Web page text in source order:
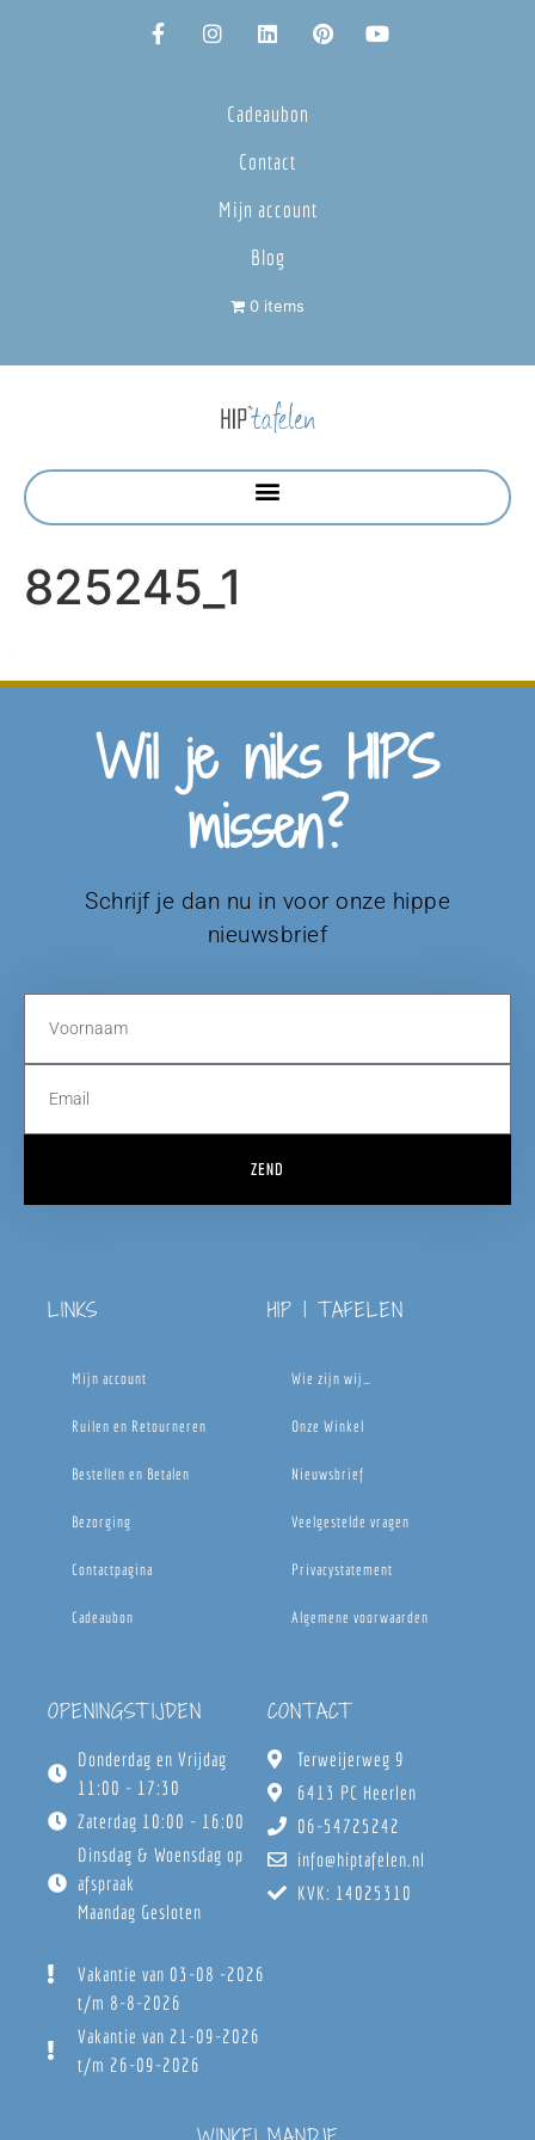
Cadeaubon
Contact
Mijn account
Blog
0 items
825245_1
Wil je niks HIPS
missen?
Schrijf je dan nu in voor onze hippe
nieuwsbrief
ZEND
LINKS
Mijn account
Ruilen en Retourneren
Bestellen en Betalen
Bezorging
Contactpagina
Cadeaubon
HIP | TAFELEN
Wie zijn wij…
Onze Winkel
Nieuwsbrief
Veelgestelde vragen
Privacystatement
Algemene voorwaarden
OPENINGSTIJDEN
Donderdag en Vrijdag
11:00 - 17:30
Zaterdag 10:00 - 16:00
Dinsdag & Woensdag op
afspraak
Maandag Gesloten
Vakantie van 03-08 -2026
t/m 8-8-2026
Vakantie van 21-09-2026
t/m 26-09-2026
CONTACT
Terweijerweg 9
6413 PC Heerlen
06-54725242
info@hiptafelen.nl
KVK: 14025310